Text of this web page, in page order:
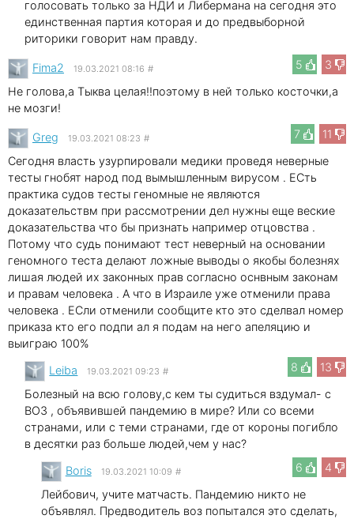
голосовать только за НДИ и Либермана на сегодня это
единственная партия которая и до предвыборной
риторики говорит нам правду.
5
3
Fima2 19.03.2021 08:16 #
Не голова,а Тыква целая!!поэтому в ней только косточки,а
не мозги!
7
11
Greg 19.03.2021 08:23 #
Сегодня власть узурпировали медики проведя неверные
тесты гнобят народ под вымышленным вирусом . ЕСть
практика судов тесты геномные не являются
доказательствм при рассмотрении дел нужны еще веские
доказательства что бы признать например отцовства .
Потому что судь понимают тест неверный на основании
геномного теста делают ложные выводы о якобы болезнях
лишая людей их законных прав согласно оснвным законам
и правам человека . А что в Израиле уже отменили права
человека . ЕСли отменили сообщите кто это сделвал номер
приказа кто его подпи ал я подам на него апеляцию и
выиграю 100%
8
13
Leibа 19.03.2021 09:23 #
Болезный на всю голову,с кем ты судиться вздумал- с
ВОЗ , объявившей пандемию в мире? Или со всеми
странами, или с теми странами, где от короны погибло
в десятки раз больше людей,чем у нас?
6
4
Boris 19.03.2021 10:09 #
Лейбович, учите матчасть. Пандемию никто не
объявлял. Предводитель воз попытался это сделать,